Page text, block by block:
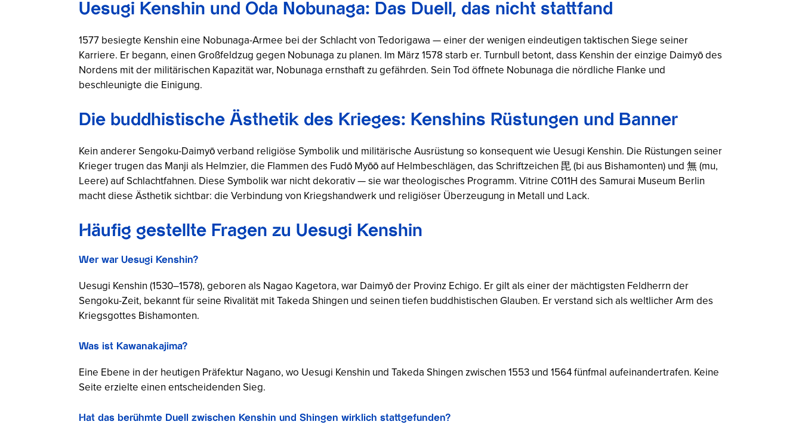
Uesugi Kenshin und Oda Nobunaga: Das Duell, das nicht stattfand
1577 besiegte Kenshin eine Nobunaga-Armee bei der Schlacht von Tedorigawa — einer der wenigen eindeutigen taktischen Siege seiner
Karriere. Er begann, einen Großfeldzug gegen Nobunaga zu planen. Im März 1578 starb er. Turnbull betont, dass Kenshin der einzige Daimyō des
Nordens mit der militärischen Kapazität war, Nobunaga ernsthaft zu gefährden. Sein Tod öffnete Nobunaga die nördliche Flanke und
beschleunigte die Einigung.
Die buddhistische Ästhetik des Krieges: Kenshins Rüstungen und Banner
Kein anderer Sengoku-Daimyō verband religiöse Symbolik und militärische Ausrüstung so konsequent wie Uesugi Kenshin. Die Rüstungen seiner
Krieger trugen das Manji als Helmzier, die Flammen des Fudō Myōō auf Helmbeschlägen, das Schriftzeichen 毘 (bi aus Bishamonten) und 無 (mu,
Leere) auf Schlachtfahnen. Diese Symbolik war nicht dekorativ — sie war theologisches Programm. Vitrine C011H des Samurai Museum Berlin
macht diese Ästhetik sichtbar: die Verbindung von Kriegshandwerk und religiöser Überzeugung in Metall und Lack.
Häufig gestellte Fragen zu Uesugi Kenshin
Wer war Uesugi Kenshin?
Uesugi Kenshin (1530–1578), geboren als Nagao Kagetora, war Daimyō der Provinz Echigo. Er gilt als einer der mächtigsten Feldherrn der
Sengoku-Zeit, bekannt für seine Rivalität mit Takeda Shingen und seinen tiefen buddhistischen Glauben. Er verstand sich als weltlicher Arm des
Kriegsgottes Bishamonten.
Was ist Kawanakajima?
Eine Ebene in der heutigen Präfektur Nagano, wo Uesugi Kenshin und Takeda Shingen zwischen 1553 und 1564 fünfmal aufeinandertrafen. Keine
Seite erzielte einen entscheidenden Sieg.
Hat das berühmte Duell zwischen Kenshin und Shingen wirklich stattgefunden?